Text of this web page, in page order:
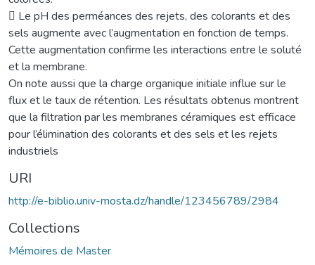
 Le pH des perméances des rejets, des colorants et des
sels augmente avec l’augmentation en fonction de temps.
Cette augmentation confirme les interactions entre le soluté
et la membrane.
On note aussi que la charge organique initiale influe sur le
flux et le taux de rétention. Les résultats obtenus montrent
que la filtration par les membranes céramiques est efficace
pour l’élimination des colorants et des sels et les rejets
industriels
URI
http://e-biblio.univ-mosta.dz/handle/123456789/2984
Collections
Mémoires de Master